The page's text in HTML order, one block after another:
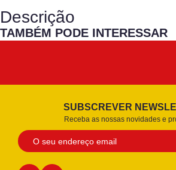
Descrição
TAMBÉM PODE INTERESSAR
SUBSCREVER
Receba as nossas novidades e